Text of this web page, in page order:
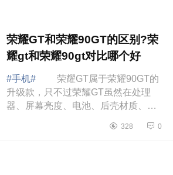
荣耀GT和荣耀90GT的区别?荣
耀gt和荣耀90gt对比哪个好
#手机#
荣耀GT属于荣耀90GT的
升级款，只不过荣耀GT虽然在处理
器、屏幕亮度、电池、后壳材质、
328 0